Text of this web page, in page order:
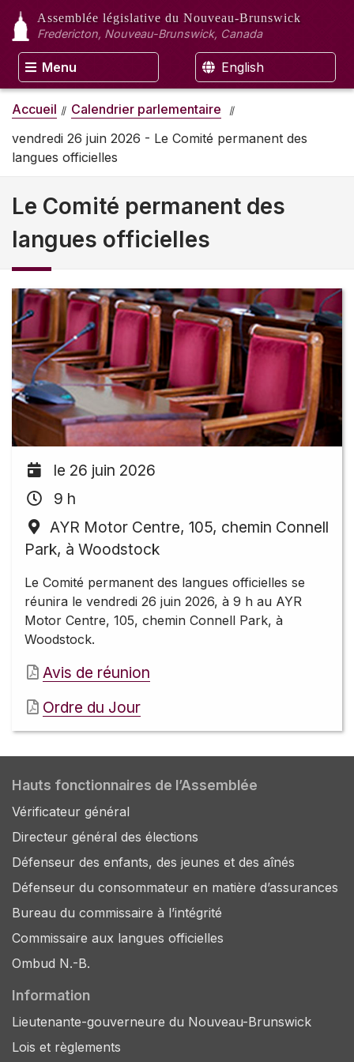
Assemblée législative du Nouveau-Brunswick
Fredericton, Nouveau-Brunswick, Canada
Menu English
Accueil
Calendrier parlementaire
vendredi 26 juin 2026 - Le Comité permanent des
langues officielles
Le Comité permanent des
langues officielles
le 26 juin 2026
9 h
AYR Motor Centre, 105, chemin Connell
Park, à Woodstock
Le Comité permanent des langues officielles se
réunira le vendredi 26 juin 2026, à 9 h au AYR
Motor Centre, 105, chemin Connell Park, à
Woodstock.
Avis de réunion
Ordre du Jour
Hauts fonctionnaires de l’Assemblée
Vérificateur général
Directeur général des élections
Défenseur des enfants, des jeunes et des aînés
Défenseur du consommateur en matière d’assurances
Bureau du commissaire à l’intégrité
Commissaire aux langues officielles
Ombud N.-B.
Information
Lieutenante-gouverneure du Nouveau-Brunswick
Lois et règlements